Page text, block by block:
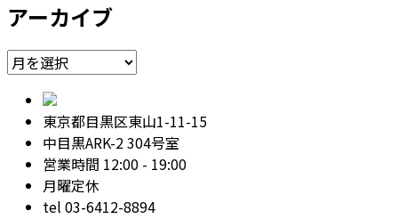
アーカイブ
ア
ー
東京都目黒区東山1-11-15
中目黒ARK-2 304号室
営業時間 12:00 - 19:00
月曜定休
tel 03-6412-8894